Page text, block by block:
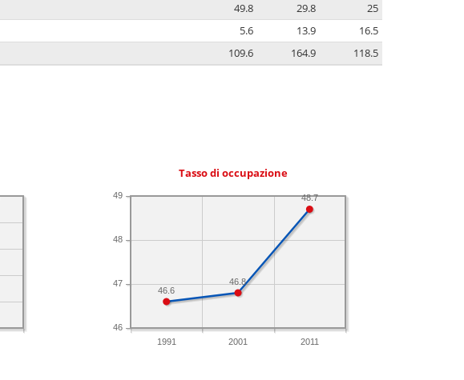
49.8 29.8
25
5.6 13.9
16.5
109.6 164.9 118.5
Tasso di occupazione
1991 2001 2011
46
47
48
49 48.7
46.8
46.6